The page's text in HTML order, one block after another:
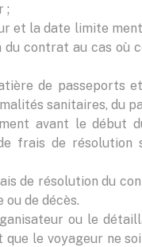
;
et la date limite
du contrat au cas où
de passeports
sanitaires, du
avant le début
frais de résolution
de résolution du
de décès.
ou le
que le voyageur ne